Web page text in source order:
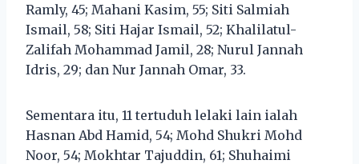
Ramly, 45; Mahani Kasim, 55; Siti Salmiah
Ismail, 58; Siti Hajar Ismail, 52; Khalilatul-
Zalifah Mohammad Jamil, 28; Nurul Jannah
Idris, 29; dan Nur Jannah Omar, 33.
Sementara itu, 11 tertuduh lelaki lain ialah
Hasnan Abd Hamid, 54; Mohd Shukri Mohd
Noor, 54; Mokhtar Tajuddin, 61; Shuhaimi